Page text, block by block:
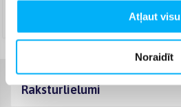
Atļaut visu
Noraidīt
Augusts 18d. - Augusts 27d.
Raksturlielumi